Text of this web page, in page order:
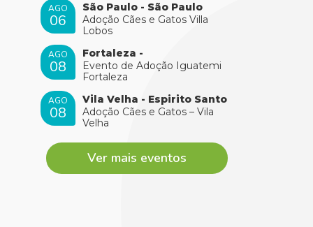
AGO
06
São Paulo - São Paulo
Adoção Cães e Gatos Villa
Lobos
AGO
08
Fortaleza -
Evento de Adoção Iguatemi
Fortaleza
AGO
08
Vila Velha - Espirito Santo
Adoção Cães e Gatos – Vila
Velha
Ver mais eventos